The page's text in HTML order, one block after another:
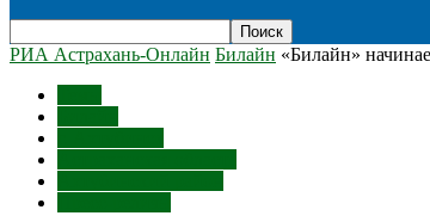
РИА Астрахань-Онлайн Билайн «Билайн»